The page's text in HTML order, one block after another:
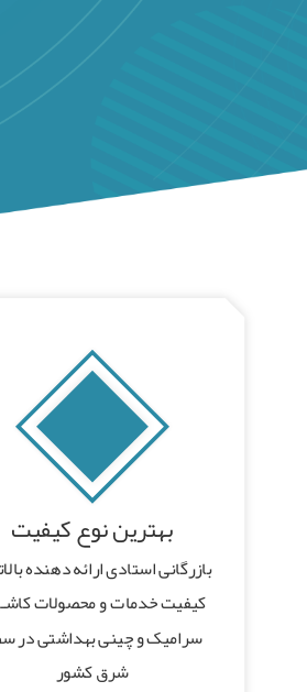
بهترین نوع کیفیت
بازرگانی استادی ارائه دهنده
کیفیت خدمات و محصولات
سرامیک و چینی بهداشتی در
شرق کشور